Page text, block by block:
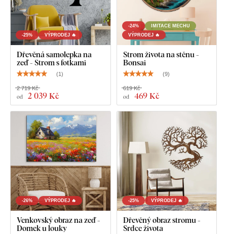
-25% VÝPRODEJ 🔥
Dřevěná samolepka na
zeď - Strom s fotkami
(1)
od 2 039 Kč
2 719 Kč
-24%
IMITACE MECHU
VÝPRODEJ 🔥
Strom života na stěnu -
Bonsai
(9)
od 469 Kč
619 Kč
-26% VÝPRODEJ 🔥
Venkovský obraz na zeď -
Domek u louky
-25% VÝPRODEJ 🔥
Dřevěný obraz stromu -
Srdce života